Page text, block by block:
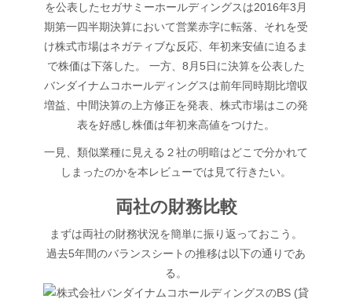
を公表したセガサミーホールディングスは2016年3月
期第一四半期決算において営業赤字に転落、それを受
け株式市場はネガティブな反応、年初来安値に迫るま
で株価は下落した。 一方、8月5日に決算を公表した
バンダイナムコホールディングスは前年同時期比増収
増益、中間決算の上方修正を発表、株式市場はこの発
表を好感し株価は年初来高値をつけた。
一見、類似業種に見える２社の明暗はどこで分かれて
しまったのかを本レビューでは見て行きたい。
両社の財務比較
まずは両社の財務状況を簡単に振り返っておこう。
過去5年間のバランスシートの推移は以下の通りであ
る。